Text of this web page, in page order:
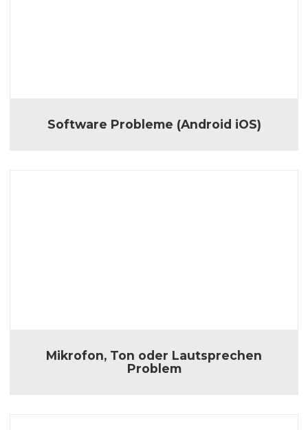
Software Probleme (Android iOS)
Mikrofon, Ton oder Lautsprechen
Problem